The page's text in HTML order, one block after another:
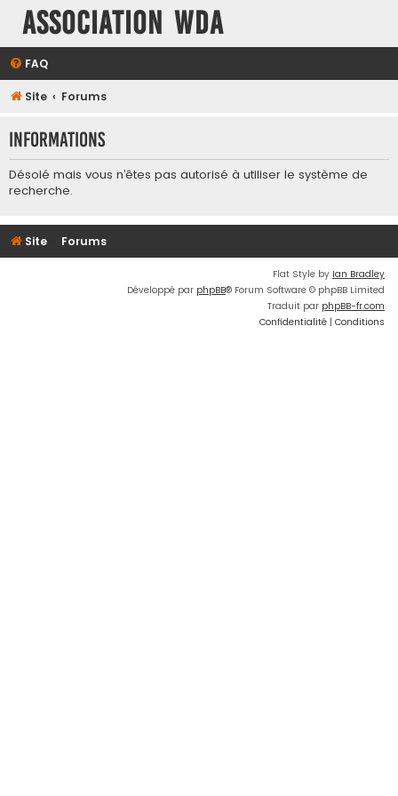
Association WDA
FAQ
Site Forums
Informations
Désolé mais vous n’êtes pas autorisé à utiliser le système de
recherche.
Site Forums
Flat Style by Ian Bradley
Développé par phpBB® Forum Software © phpBB Limited
Traduit par phpBB-fr.com
Confidentialité | Conditions